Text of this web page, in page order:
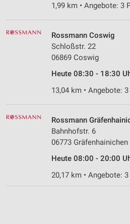
1,99 km • Angebote: 3
Rossmann Coswig
Schloßstr. 22
06869 Coswig
Heute 08:30 - 18:30
13,04 km • Angebote:
Rossmann
Bahnhofstr. 6
06773 Gräfenhainichen
Heute 08:00 - 20:00
20,17 km • Angebote: